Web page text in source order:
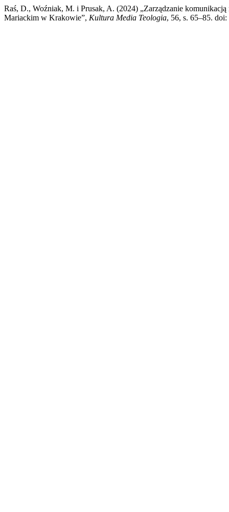
Raś, D., Woźniak, M. i Prusak, A. (2024) „Zarządzanie
Mariackim w Krakowie”, Kultura Media Teologia, 56, s. 65–85.